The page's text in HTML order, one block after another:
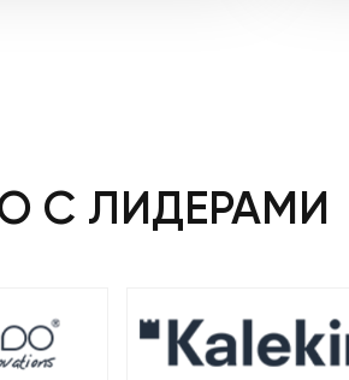
С ЛИДЕРАМИ